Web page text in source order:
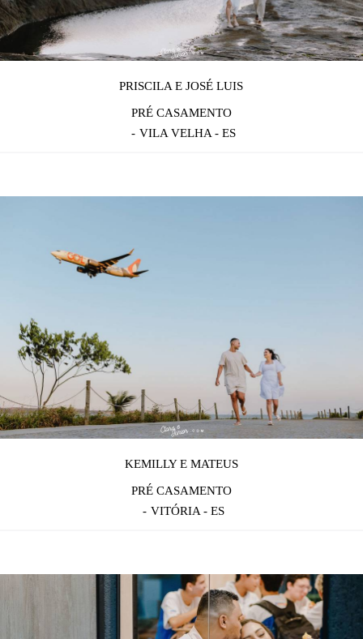
PRISCILA E JOSÉ LUIS
PRÉ CASAMENTO
VILA VELHA - ES
KEMILLY E MATEUS
PRÉ CASAMENTO
VITÓRIA - ES